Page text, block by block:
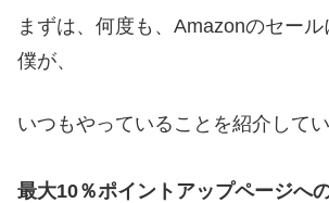
まずは、何度も、Amazonのセー
僕が、
いつもやっていることを紹介してい
最大10％ポイントアップページへ